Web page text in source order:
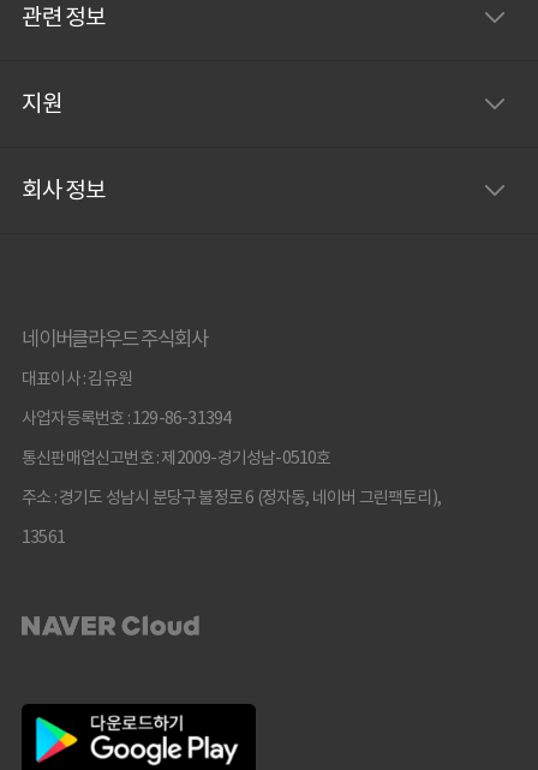
관련 정보
지원
회사 정보
네이버클라우드 주식회사
대표이사 : 김유원
사업자등록번호 : 129-86-31394
통신판매업신고번호 : 제2009-경기성남-0510호
주소 : 경기도 성남시 분당구 불정로 6 (정자동, 네이버 그린팩토리),
13561